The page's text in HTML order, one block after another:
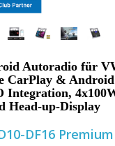
Autoradio für
CarPlay &
Integration,
Head-up-Display
DF16 Premium